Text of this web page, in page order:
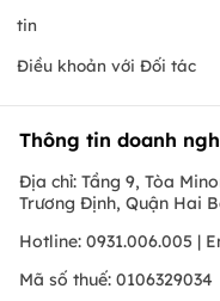
tin
Điều khoản với Đối tác
Thông tin doanh
Địa chỉ: Tầng 9, Tòa
Trương Định, Quận Hai
Hotline: 0931.006.005 |
Mã số thuế: 0106329034